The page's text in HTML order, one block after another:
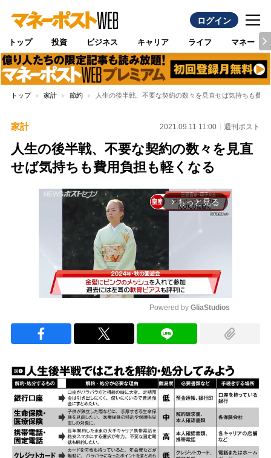
ログイン
トップ 投資 ビジネス キャリア ライフ マネー
トップ 家計 節約 人生の後半戦、不要な契約の数々を見直せば気持ちも費用
家計 2021.09.11 11:00 週刊ポスト
人生の後半戦、不要な契約の数々を見直
せば気持ちも費用負担も軽くなる
arrow_forward_ios もっと見る
Powered by GliaStudios